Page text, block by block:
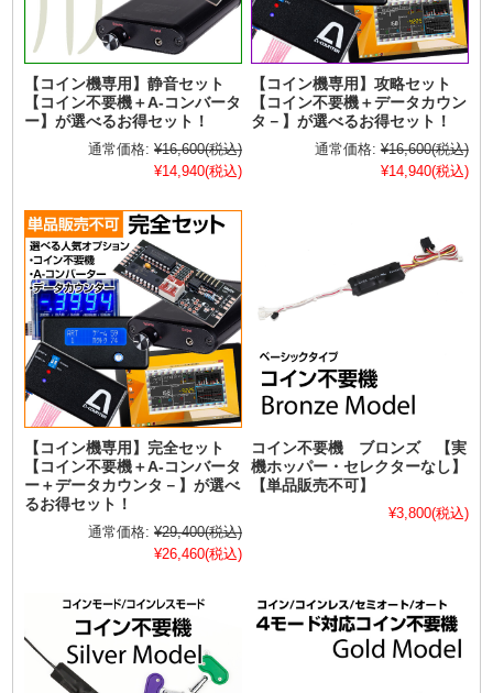
【コイン機専用】静音セット
【コイン不要機＋A-コンバータ
ー】が選べるお得セット！
通常価格: ¥16,600(税込)
¥14,940(税込)
【コイン機専用】攻略セット
【コイン不要機＋データカウン
タ－】が選べるお得セット！
通常価格: ¥16,600(税込)
¥14,940(税込)
【コイン機専用】完全セット
【コイン不要機＋A-コンバータ
ー＋データカウンタ－】が選べ
るお得セット！
通常価格: ¥29,400(税込)
¥26,460(税込)
コイン不要機 ブロンズ 【実
機ホッパー・セレクターなし】
【単品販売不可】
¥3,800(税込)